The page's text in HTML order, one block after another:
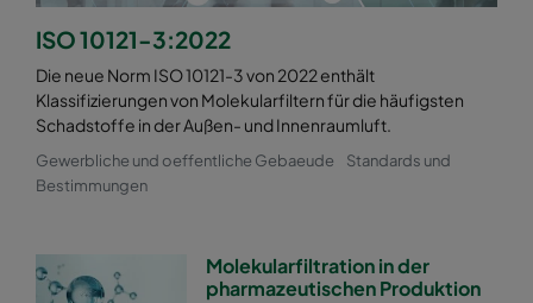
ISO 10121-3:2022
Die neue Norm ISO 10121-3 von 2022 enthält
Klassifizierungen von Molekularfiltern für die häufigsten
Schadstoffe in der Außen- und Innenraumluft.
Gewerbliche und oeffentliche Gebaeude
Standards und
Bestimmungen
Molekularfiltration in der
pharmazeutischen Produktion